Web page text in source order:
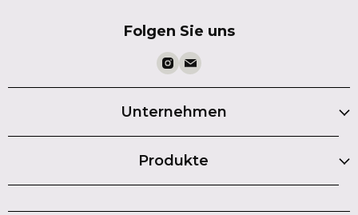
Folgen Sie uns
Unternehmen
Produkte